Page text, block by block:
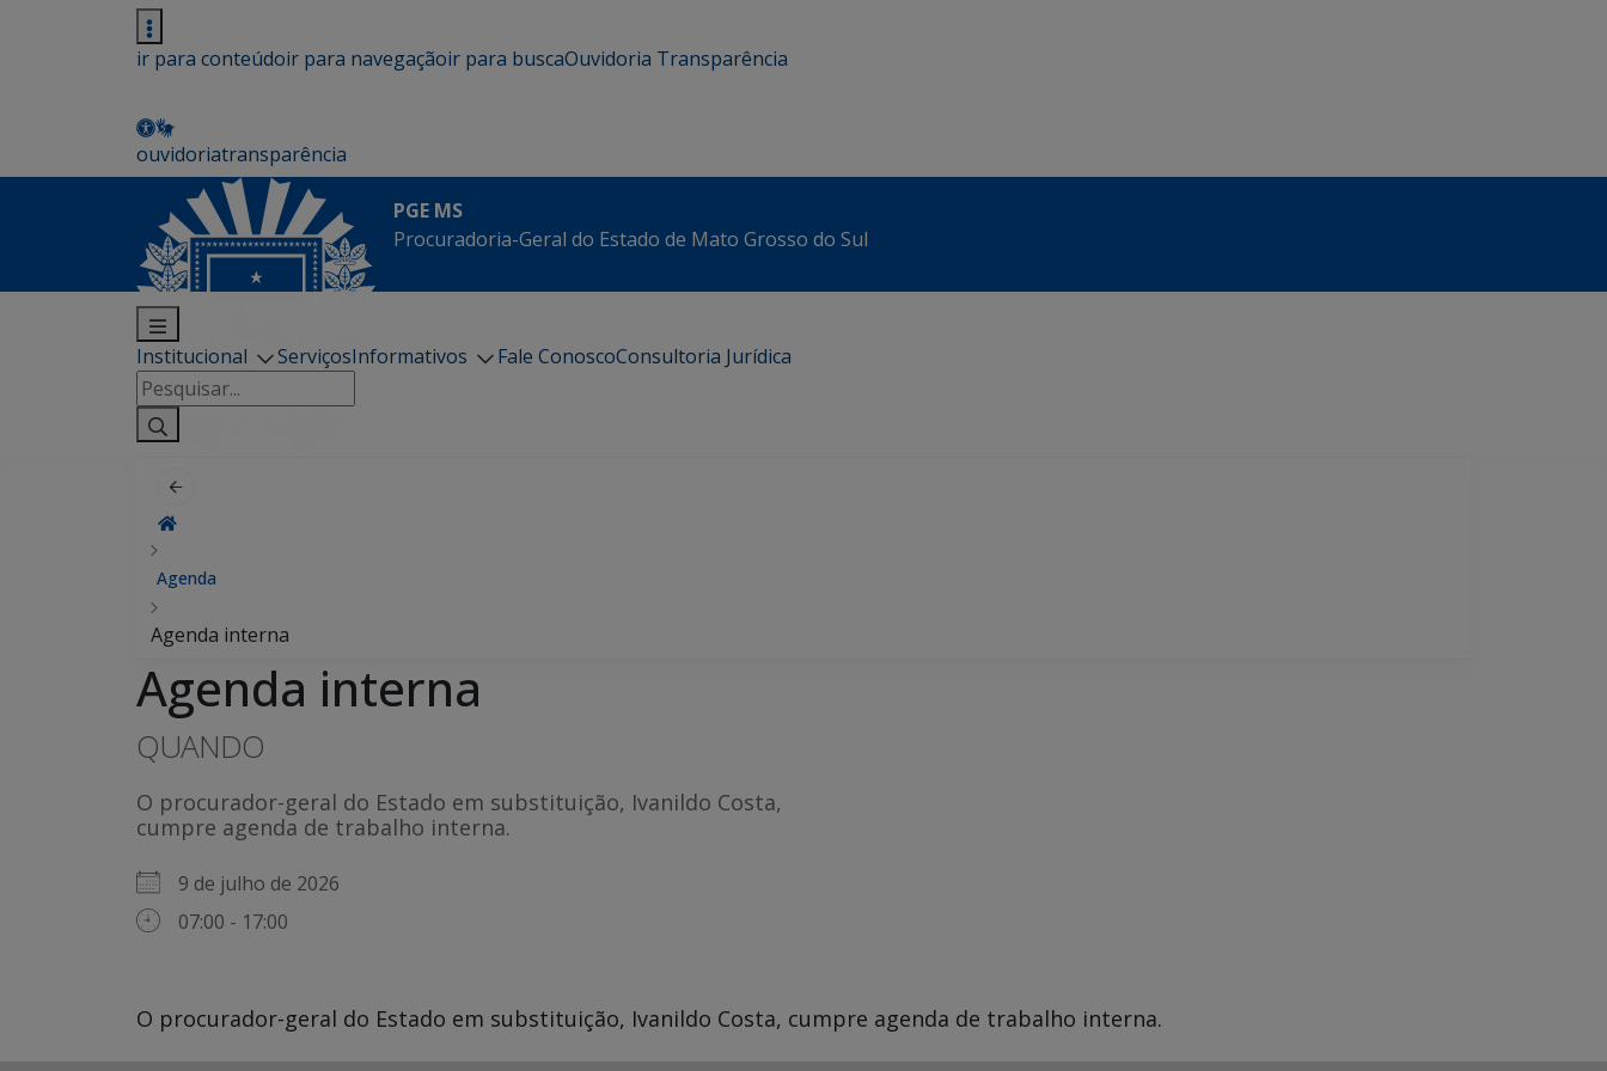
ir para conteúdoir para navegaçãoir para buscaOuvidoria Transparência
ouvidoriatransparência
PGE MS
Procuradoria-Geral do Estado de Mato Grosso do Sul
Institucional ServiçosInformativos Fale ConoscoConsultoria Jurídica
Pesquisar
por:
Agenda
Agenda interna
Agenda interna
QUANDO
O procurador-geral do Estado em substituição, Ivanildo Costa,
cumpre agenda de trabalho interna.
9 de julho de 2026
07:00 - 17:00
O procurador-geral do Estado em substituição, Ivanildo Costa, cumpre agenda de trabalho interna.